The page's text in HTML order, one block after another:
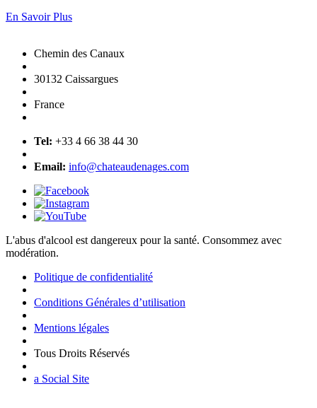
En Savoir Plus
Chemin des Canaux
30132 Caissargues
France
Tel: +33 4 66 38 44 30
Email: info@chateaudenages.com
L'abus d'alcool est dangereux pour la santé. Consommez avec
modération.
Politique de confidentialité
Conditions Générales d’utilisation
Mentions légales
Tous Droits Réservés
a Social Site